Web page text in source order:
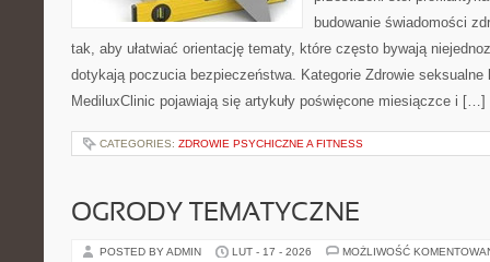
budowanie świadomości
tak, aby ułatwiać orientację tematy, które często bywają
dotykają poczucia bezpieczeństwa. Kategorie Zdrowie seksualne
MediluxClinic pojawiają się artykuły poświęcone miesiączce i […]
CATEGORIES: ZDROWIE PSYCHICZNE A FITNESS
OGRODY TEMATYCZNE
POSTED BY ADMIN LUT - 17 - 2026 MOŻLIWOŚĆ